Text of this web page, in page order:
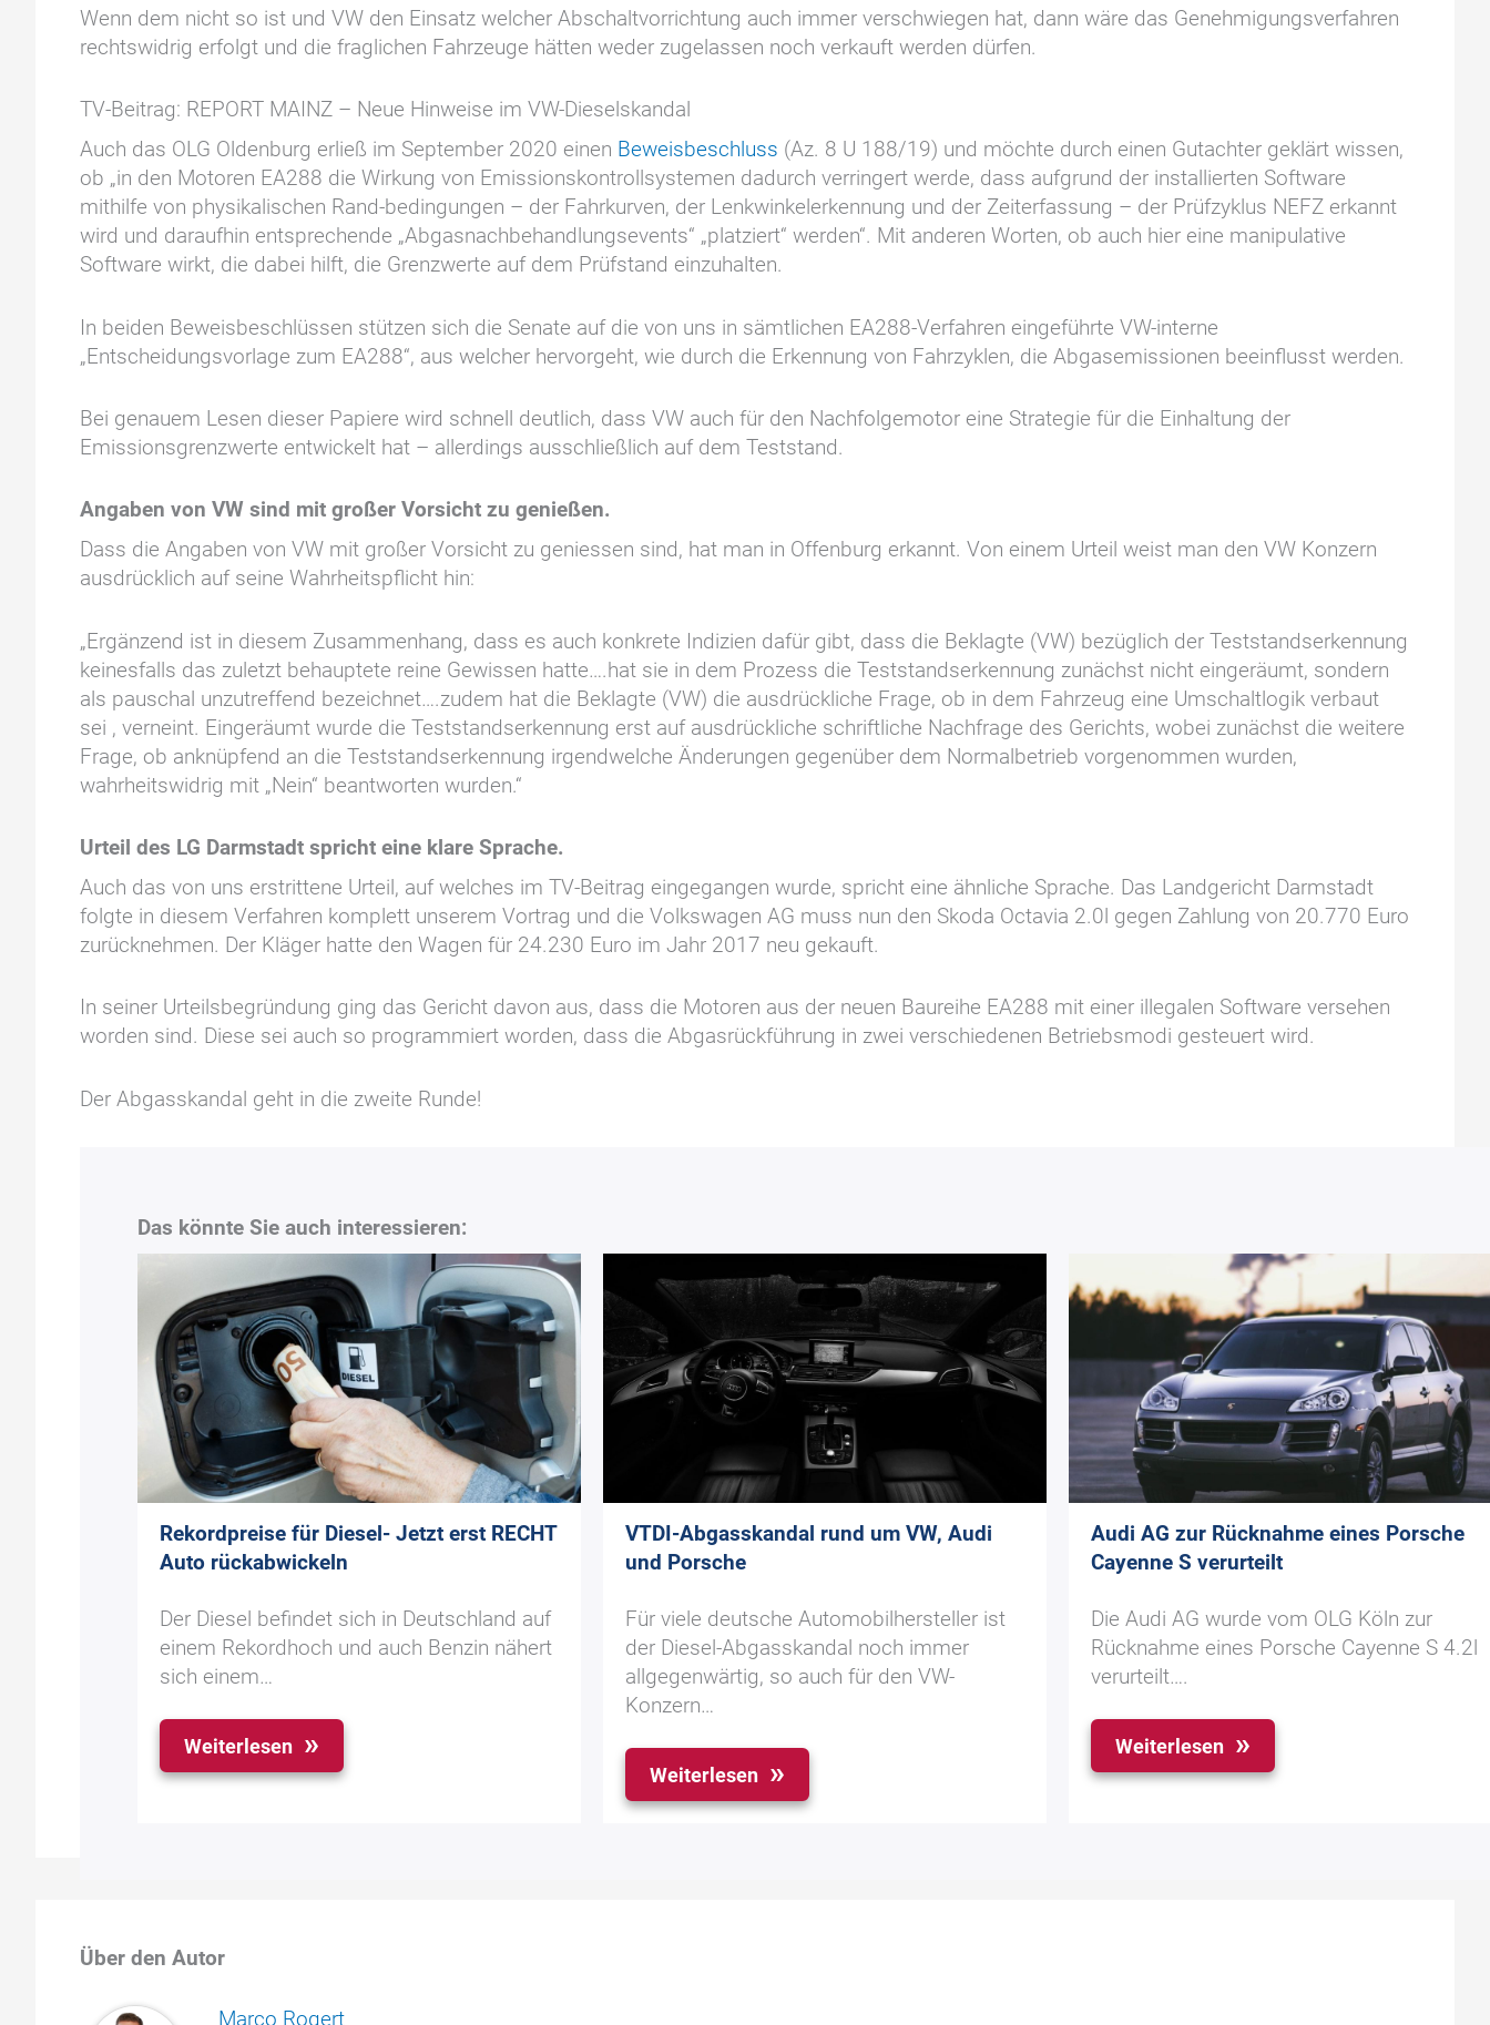
Wenn dem nicht so ist und VW den Einsatz welcher Abschaltvorrichtung auch immer verschwiegen hat, dann wäre das Genehmigungsverfahren
rechtswidrig erfolgt und die fraglichen Fahrzeuge hätten weder zugelassen noch verkauft werden dürfen.
TV-Beitrag: REPORT MAINZ – Neue Hinweise im VW-Dieselskandal
Auch das OLG Oldenburg erließ im September 2020 einen Beweisbeschluss (Az. 8 U 188/19) und möchte durch einen Gutachter geklärt wissen,
ob „in den Motoren EA288 die Wirkung von Emissionskontrollsystemen dadurch verringert werde, dass aufgrund der installierten Software
mithilfe von physikalischen Rand-bedingungen – der Fahrkurven, der Lenkwinkelerkennung und der Zeiterfassung – der Prüfzyklus NEFZ erkannt
wird und daraufhin entsprechende „Abgasnachbehandlungsevents“ „platziert“ werden“. Mit anderen Worten, ob auch hier eine manipulative
Software wirkt, die dabei hilft, die Grenzwerte auf dem Prüfstand einzuhalten.
In beiden Beweisbeschlüssen stützen sich die Senate auf die von uns in sämtlichen EA288-Verfahren eingeführte VW-interne
„Entscheidungsvorlage zum EA288“, aus welcher hervorgeht, wie durch die Erkennung von Fahrzyklen, die Abgasemissionen beeinflusst werden.
Bei genauem Lesen dieser Papiere wird schnell deutlich, dass VW auch für den Nachfolgemotor eine Strategie für die Einhaltung der
Emissionsgrenzwerte entwickelt hat – allerdings ausschließlich auf dem Teststand.
Angaben von VW sind mit großer Vorsicht zu genießen.
Dass die Angaben von VW mit großer Vorsicht zu geniessen sind, hat man in Offenburg erkannt. Von einem Urteil weist man den VW Konzern
ausdrücklich auf seine Wahrheitspflicht hin:
„Ergänzend ist in diesem Zusammenhang, dass es auch konkrete Indizien dafür gibt, dass die Beklagte (VW) bezüglich der Teststandserkennung
keinesfalls das zuletzt behauptete reine Gewissen hatte….hat sie in dem Prozess die Teststandserkennung zunächst nicht eingeräumt, sondern
als pauschal unzutreffend bezeichnet….zudem hat die Beklagte (VW) die ausdrückliche Frage, ob in dem Fahrzeug eine Umschaltlogik verbaut
sei , verneint. Eingeräumt wurde die Teststandserkennung erst auf ausdrückliche schriftliche Nachfrage des Gerichts, wobei zunächst die weitere
Frage, ob anknüpfend an die Teststandserkennung irgendwelche Änderungen gegenüber dem Normalbetrieb vorgenommen wurden,
wahrheitswidrig mit „Nein“ beantworten wurden.“
Urteil des LG Darmstadt spricht eine klare Sprache.
Auch das von uns erstrittene Urteil, auf welches im TV-Beitrag eingegangen wurde, spricht eine ähnliche Sprache. Das Landgericht Darmstadt
folgte in diesem Verfahren komplett unserem Vortrag und die Volkswagen AG muss nun den Skoda Octavia 2.0l gegen Zahlung von 20.770 Euro
zurücknehmen. Der Kläger hatte den Wagen für 24.230 Euro im Jahr 2017 neu gekauft.
In seiner Urteilsbegründung ging das Gericht davon aus, dass die Motoren aus der neuen Baureihe EA288 mit einer illegalen Software versehen
worden sind. Diese sei auch so programmiert worden, dass die Abgasrückführung in zwei verschiedenen Betriebsmodi gesteuert wird.
Der Abgasskandal geht in die zweite Runde!
Das könnte Sie auch interessieren:
Rekordpreise für Diesel- Jetzt erst RECHT
Auto rückabwickeln
Der Diesel befindet sich in Deutschland auf
einem Rekordhoch und auch Benzin nähert
sich einem…
Weiterlesen
VTDI-Abgasskandal rund um VW, Audi
und Porsche
Für viele deutsche Automobilhersteller ist
der Diesel-Abgasskandal noch immer
allgegenwärtig, so auch für den VW-
Konzern…
Weiterlesen
Audi AG zur Rücknahme eines Porsche
Cayenne S verurteilt
Die Audi AG wurde vom OLG Köln zur
Rücknahme eines Porsche Cayenne S 4.2l
verurteilt….
Weiterlesen
Über den Autor
Marco Rogert